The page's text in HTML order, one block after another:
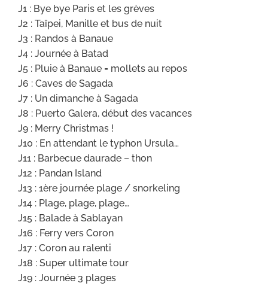
J1 : Bye bye Paris et les grèves
J2 : Taïpei, Manille et bus de nuit
J3 : Randos à Banaue
J4 : Journée à Batad
J5 : Pluie à Banaue = mollets au repos
J6 : Caves de Sagada
J7 : Un dimanche à Sagada
J8 : Puerto Galera, début des vacances
J9 : Merry Christmas !
J10 : En attendant le typhon Ursula…
J11 : Barbecue daurade – thon
J12 : Pandan Island
J13 : 1ère journée plage / snorkeling
J14 : Plage, plage, plage…
J15 : Balade à Sablayan
J16 : Ferry vers Coron
J17 : Coron au ralenti
J18 : Super ultimate tour
J19 : Journée 3 plages